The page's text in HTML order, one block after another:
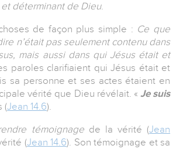
déterminant de Dieu.
de façon plus simple : Ce que
n’était pas seulement contenu dans
mais aussi dans qui Jésus était et
paroles clarifiaient qui Jésus était et
sa personne et ses actes étaient en
vérité que Dieu révélait. « Je suis
(Jean 14.6).
témoignagede la vérité (Jean
(Jean 14.6). Son témoignage et sa